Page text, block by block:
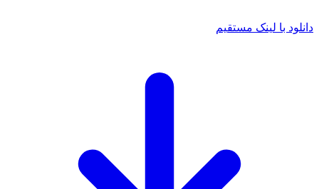
دانلود با لینک مستقیم